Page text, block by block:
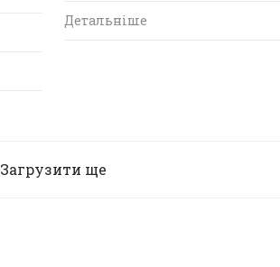
Детальніше
Загрузити ще